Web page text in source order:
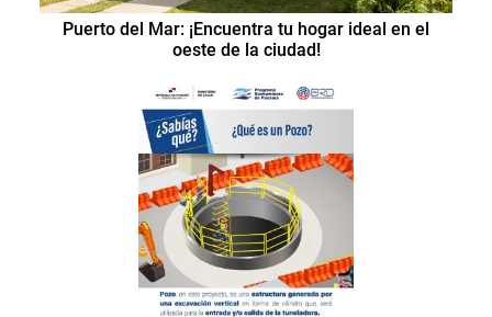
Puerto del Mar: ¡Encuentra tu hogar ideal en el
oeste de la ciudad!